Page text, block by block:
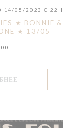
14/05/2023 С
★ BONNIE &
★ 13/05